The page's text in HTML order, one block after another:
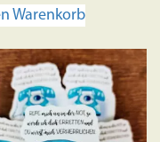
Warenkorb